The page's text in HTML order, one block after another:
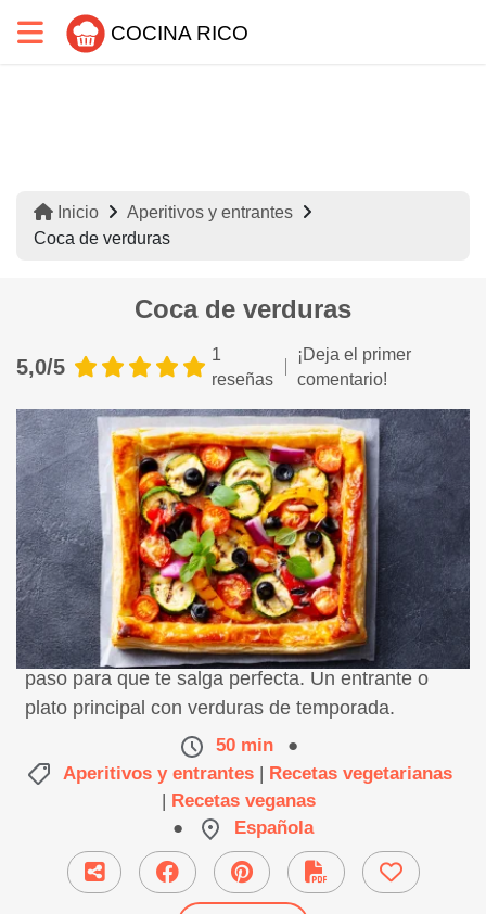
COCINA RICO
Inicio
Aperitivos y entrantes
Coca de verduras
Coca de verduras
5,0/5
1
reseñas
¡Deja el primer
comentario!
Receta de coca de verduras, preparación paso a
paso para que te salga perfecta. Un entrante o
plato principal con verduras de temporada.
50 min
●
Aperitivos y entrantes | Recetas vegetarianas
| Recetas veganas
●
Española